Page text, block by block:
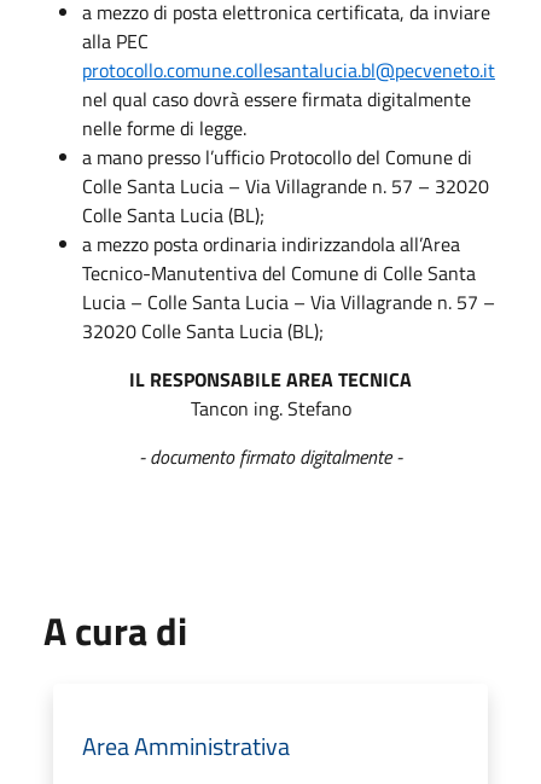
a mezzo di posta elettronica certificata, da inviare
alla PEC
protocollo.comune.collesantalucia.bl@pecveneto.it
nel qual caso dovrà essere firmata digitalmente
nelle forme di legge.
a mano presso l’ufficio Protocollo del Comune di
Colle Santa Lucia – Via Villagrande n. 57 – 32020
Colle Santa Lucia (BL);
a mezzo posta ordinaria indirizzandola all’Area
Tecnico-Manutentiva del Comune di Colle Santa
Lucia – Colle Santa Lucia – Via Villagrande n. 57 –
32020 Colle Santa Lucia (BL);
IL RESPONSABILE AREA TECNICA
Tancon ing. Stefano
- documento firmato digitalmente -
A cura di
Area Amministrativa